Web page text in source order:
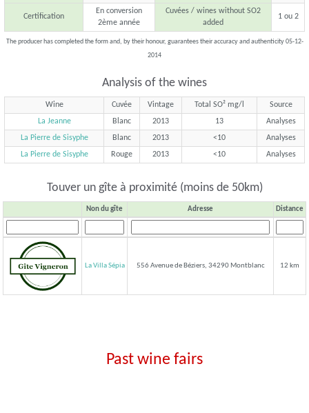
Certification
En conversion
2ème année
Cuvées / wines without SO2
added
1 ou 2
The producer has completed the form and, by their honour, guarantees their accuracy and authenticity 05-12-
2014
Analysis of the wines
Wine Cuvée Vintage Total SO² mg/l
Source
La Jeanne
Blanc 2013 13
Analyses
La Pierre de Sisyphe
Blanc 2013 <10
Analyses
La Pierre de Sisyphe
Rouge 2013 <10 Analyses
Touver un gîte à proximité (moins de 50km)
Non du gîte Adresse Distance
La Villa Sépia 556 Avenue de Béziers, 34290 Montblanc 12 km
Past wine fairs